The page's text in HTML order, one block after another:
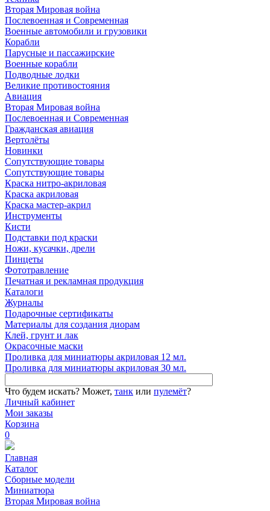
Вторая Мировая война
Послевоенная и Современная
Военные автомобили и грузовики
Корабли
Парусные и пассажирские
Военные корабли
Подводные лодки
Великие противостояния
Авиация
Вторая Мировая война
Послевоенная и Современная
Гражданская авиация
Вертолёты
Новинки
Сопутствующие товары
Сопутствующие товары
Краска нитро-акриловая
Краска акриловая
Краска мастер-акрил
Инструменты
Кисти
Подставки под краски
Ножи, кусачки, дрели
Пинцеты
Фототравление
Печатная и рекламная продукция
Каталоги
Журналы
Подарочные сертификаты
Материалы для создания диорам
Клей, грунт и лак
Окрасочные маски
Проливка для миниатюры акриловая 12 мл.
Проливка для миниатюры акриловая 30 мл.
Что будем искать? Может, танк или пулемёт?
Личный кабинет
Мои заказы
Корзина
0
Главная
Каталог
Сборные модели
Миниатюра
Вторая Мировая война